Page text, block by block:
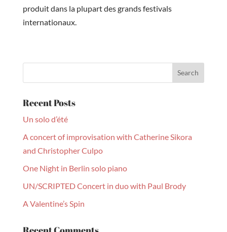
produit dans la plupart des grands festivals
internationaux.
Recent Posts
Un solo d’été
A concert of improvisation with Catherine Sikora
and Christopher Culpo
One Night in Berlin solo piano
UN/SCRIPTED Concert in duo with Paul Brody
A Valentine’s Spin